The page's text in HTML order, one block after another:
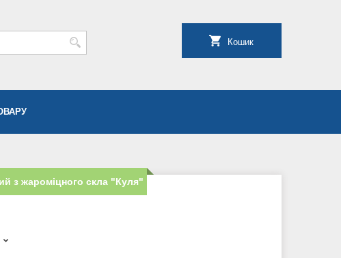
Кошик
з жароміцного скла "Куля"